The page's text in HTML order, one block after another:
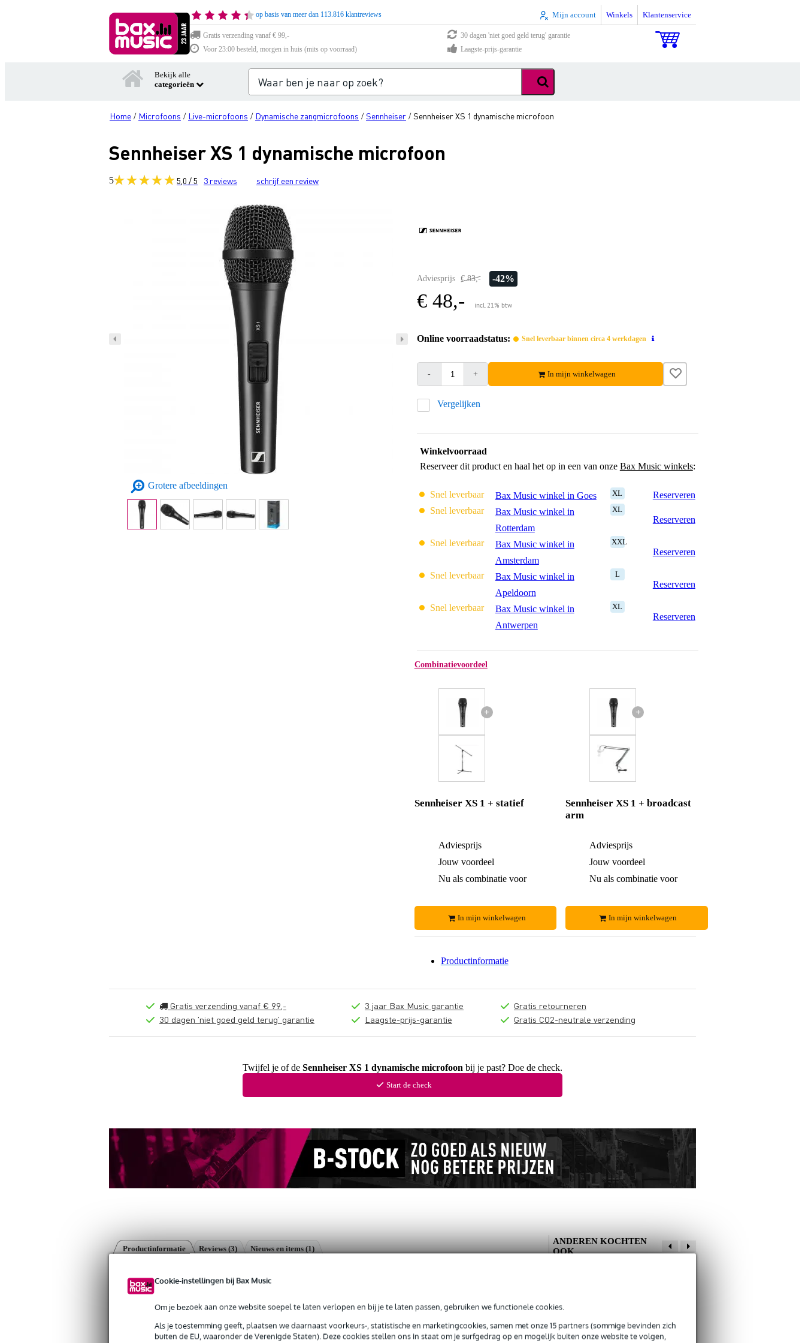
Cookie-instellingen bij Bax Music
Om je bezoek aan onze website soepel te laten verlopen en bij je te laten passen, gebruiken we functionele cookies.
Als je toestemming geeft, plaatsen we daarnaast voorkeurs-, statistische en marketingcookies, samen met onze 15 partners (sommige bevinden zich
buiten de EU, waaronder de Verenigde Staten). Deze cookies stellen ons in staat om je surfgedrag op en mogelijk buiten onze website te volgen,
op basis van meer dan 113.816 klantreviews Mijn account Winkels Klantenservice
Gratis verzending vanaf € 99,-
30 dagen 'niet goed geld terug' garantie
Voor 23:00 besteld, morgen in huis (mits op voorraad)
Laagste-prijs-garantie
Bekijk alle
categorieën
Home / Microfoons / Live-microfoons / Dynamische zangmicrofoons /Sennheiser /Sennheiser XS 1 dynamische microfoon
Sennheiser XS 1 dynamische microfoon
5 5,0 / 5 3reviews schrijf een review
Grotere afbeeldingen
Adviesprijs € 83,- -42%
€ 48,- incl. 21% btw
Online voorraadstatus: Snel leverbaar binnen circa 4 werkdagen
- + In mijn winkelwagen
Vergelijken
Winkelvoorraad
Reserveer dit product en haal het op in een van onze Bax Music winkels:
Snel leverbaar Bax Music winkel in Goes XL
Reserveren
Snel leverbaar
Bax Music winkel in
Rotterdam
XL
Reserveren
Snel leverbaar
Bax Music winkel in
Amsterdam
XXL
Reserveren
Snel leverbaar
Bax Music winkel in
Apeldoorn
L
Reserveren
Snel leverbaar
Bax Music winkel in
Antwerpen
XL
Reserveren
Combinatievoordeel
+
Sennheiser XS 1 + statief
Adviesprijs
Jouw voordeel
Nu als combinatie voor
In mijn winkelwagen
+
Sennheiser XS 1 + broadcast
arm
Adviesprijs
Jouw voordeel
Nu als combinatie voor
In mijn winkelwagen
Productinformatie
Gratis verzending vanaf € 99,-
30 dagen 'niet goed geld terug' garantie
3 jaar Bax Music garantie
Laagste-prijs-garantie
Gratis retourneren
Gratis CO2-neutrale verzending
Twijfel je of de Sennheiser XS 1 dynamische microfoon bij je past? Doe de check.
Start de check
Productinformatie Reviews(3) Nieuws en items (1)
Artikelnr:9000-0047-3093
Servicebelofte
Bax Music Garantie: Op dit product krijg je 3 jaar Bax Music Garantie.
Rody M. 17 oktober 2025
ANDEREN KOCHTEN
OOK
Devine MIC100/10